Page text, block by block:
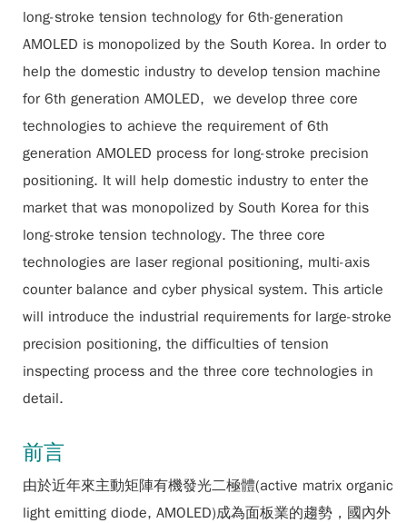
long-stroke tension technology for 6th-generation
AMOLED is monopolized by the South Korea. In order to
help the domestic industry to develop tension machine
for 6th generation AMOLED, we develop three core
technologies to achieve the requirement of 6th
generation AMOLED process for long-stroke precision
positioning. It will help domestic industry to enter the
market that was monopolized by South Korea for this
long-stroke tension technology. The three core
technologies are laser regional positioning, multi-axis
counter balance and cyber physical system. This article
will introduce the industrial requirements for large-stroke
precision positioning, the difficulties of tension
inspecting process and the three core technologies in
detail.
前言
由於近年來主動矩陣有機發光二極體(active matrix organic
light emitting diode, AMOLED)成為面板業的趨勢，國內外